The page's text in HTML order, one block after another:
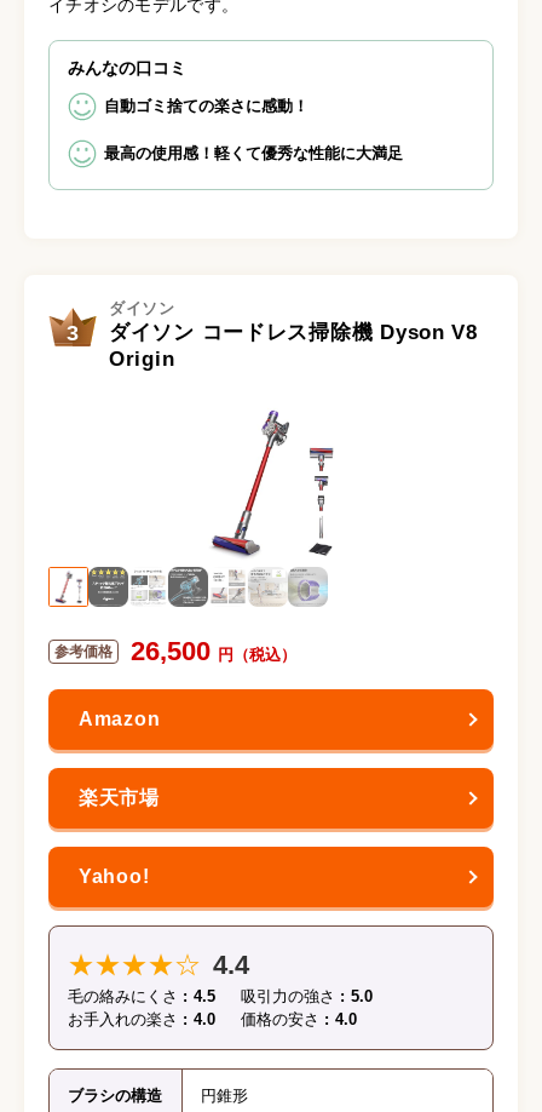
イチオシのモデルです。
みんなの口コミ
自動ゴミ捨ての楽さに感動！
最高の使用感！軽くて優秀な性能に大満足
3
ダイソン
ダイソン コードレス掃除機 Dyson V8
Origin
26,500
★★★★☆ 4.4
毛の絡みにくさ 4.5 吸引力の強さ
5.0
お手入れの楽さ
4.0 価格の安さ 4.0
ブラシの構造 円錐形